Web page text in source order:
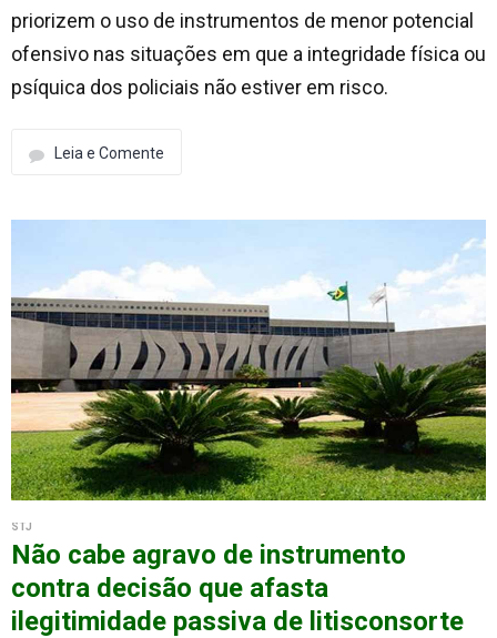
priorizem o uso de instrumentos de menor potencial
ofensivo nas situações em que a integridade física ou
psíquica dos policiais não estiver em risco.
Leia e Comente
STJ
Não cabe agravo de instrumento
contra decisão que afasta
ilegitimidade passiva de litisconsorte